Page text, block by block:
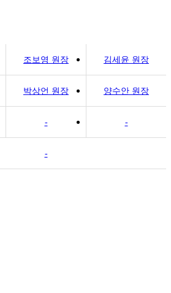
조보영 원장 김세윤 원장
박상언 원장 양수안 원장
- -
-